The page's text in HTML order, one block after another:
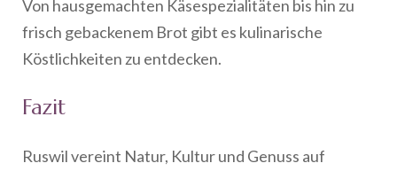
Von hausgemachten Käsespezialitäten bis hin zu
frisch gebackenem Brot gibt es kulinarische
Köstlichkeiten zu entdecken.
Fazit
Ruswil vereint Natur, Kultur und Genuss auf